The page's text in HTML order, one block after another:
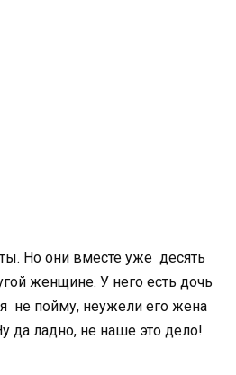
Но они вместе уже десять
женщине. У него есть дочь
я не пойму, неужели его жена
да ладно, не наше это дело!